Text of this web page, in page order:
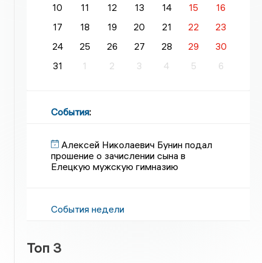
10
11 12 13 14 15
16
17
18 19 20 21 22
23
24
25 26 27 28 29
30
31
1 2 3 4 5 6
События:
Алексей Николаевич Бунин подал
прошение о зачислении сына в
Елецкую мужскую гимназию
События недели
Топ 3